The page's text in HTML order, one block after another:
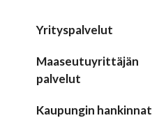
Yrityspalvelut
Maaseutuyrittäjän
palvelut
Kaupungin hankinnat